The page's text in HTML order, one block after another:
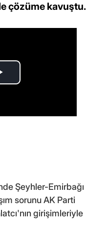
çözüme kavuştu.
Şeyhler-Emirbağı
sorunu AK Parti
girişimleriyle